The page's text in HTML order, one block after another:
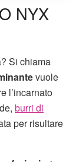
NYX
Si chiama
vuole
l’incarnato
burri di
per risultare